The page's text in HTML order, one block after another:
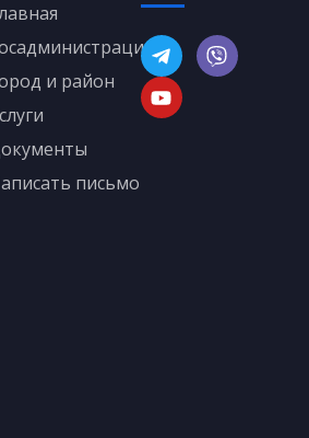
и район
письмо